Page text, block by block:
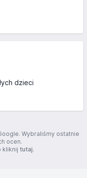
dzieci
Wybraliśmy ostatnie
ocen.
kliknij tutaj.